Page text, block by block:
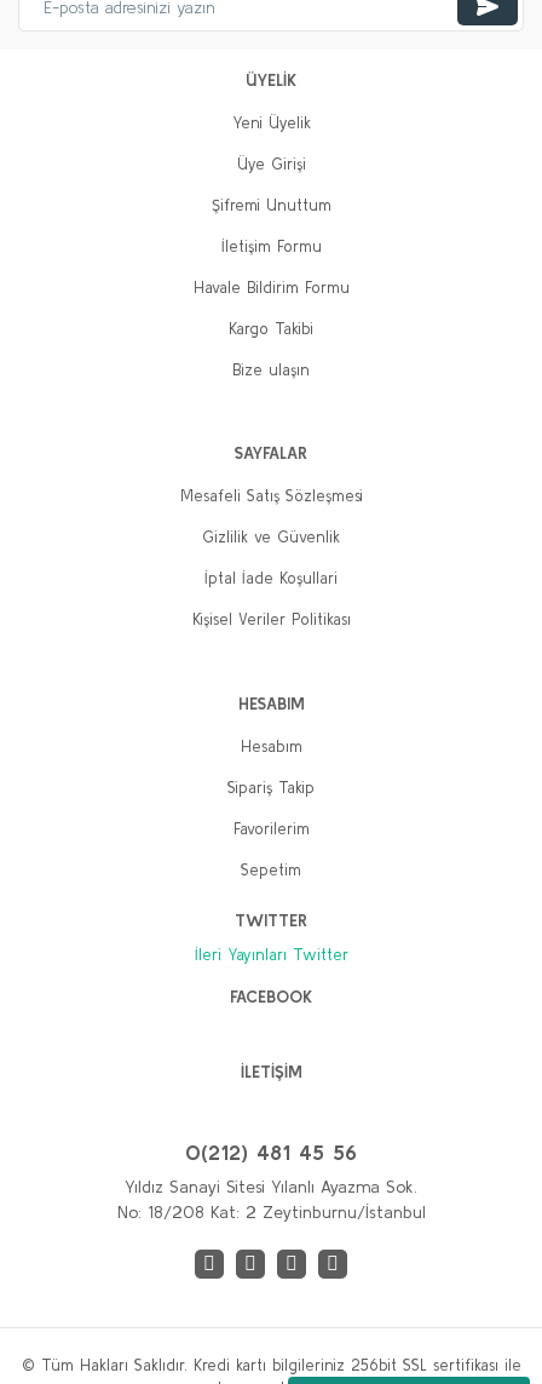
ÜYELİK
Yeni Üyelik
Üye Girişi
Şifremi Unuttum
İletişim Formu
Havale Bildirim Formu
Kargo Takibi
Bize ulaşın
SAYFALAR
Mesafeli Satış Sözleşmesi
Gizlilik ve Güvenlik
İptal İade Koşullari
Kişisel Veriler Politikası
HESABIM
Hesabım
Sipariş Takip
Favorilerim
Sepetim
TWITTER
İleri Yayınları Twitter
FACEBOOK
İLETİŞİM
0(212) 481 45 56
Yıldız Sanayi Sitesi Yılanlı Ayazma Sok.
No: 18/208 Kat: 2 Zeytinburnu/İstanbul
© Tüm Hakları Saklıdır. Kredi kartı bilgileriniz 256bit SSL sertifikası ile